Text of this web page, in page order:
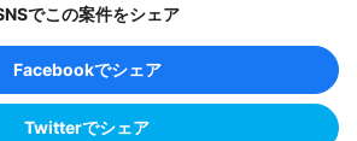
でこの案件をシェア
Facebookでシェア
Twitterでシェア